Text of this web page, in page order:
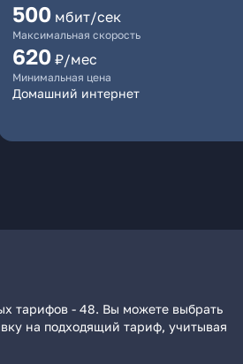
500 мбит/сек
Максимальная скорость
620 ₽/мес
Минимальная цена
Домашний интернет
тарифов - 48. Вы можете выбрать
на подходящий тариф, учитывая